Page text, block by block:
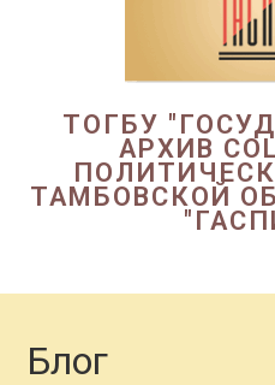
ТОГБУ
АРХИВ
ТАМБОВСКОЙ
Блог